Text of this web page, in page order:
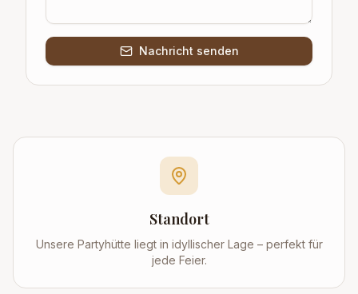
Nachricht senden
Standort
Unsere Partyhütte liegt in idyllischer Lage – perfekt für
jede Feier.